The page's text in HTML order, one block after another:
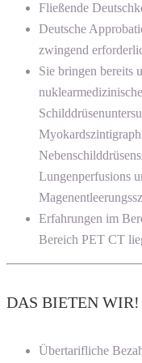
Fließende
Deutsche
zwingend
Sie bringen bereits
Lungenperfusions
Erfahrungen im
Bereich PET CT
DAS BIETEN WIR!
Übertarifliche